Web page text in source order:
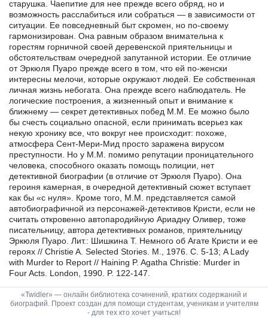
старушка. Чаепитие для нее прежде всего обряд, но и
возможность расслабиться или собраться — в зависимости от
ситуации. Ее повседневный быт скромен, но по-своему
гармонизирован. Она равным образом внимательна к
горестям горничной своей деревенской приятельницы и
обстоятельствам очередной запутанной истории. Ее отличие
от Эркюля Пуаро прежде всего в том, что ей по-женски
интересны мелочи, которые окружают людей. Ее собственная
личная жизнь небогата. Она прежде всего наблюдатель. Не
логические построения, а жизненный опыт и внимание к
ближнему — секрет детективных побед М.М. Ее можно было
бы счесть социально опасной, если принимать всерьез как
некую хронику все, что вокруг нее происходит: похоже,
атмосфера Сент-Мери-Мид просто заражена вирусом
преступности. Но у М.М. помимо репутации проницательного
человека, способного оказать помощь полиции, нет
детективной биографии (в отличие от Эркюля Пуаро). Она
героиня камерная, в очередной детективный сюжет вступает
как бы «с нуля». Кроме того, М.М. представляется самой
автобиографичной из персонажей-детективов Кристи, если не
считать откровенно автопародийную Ариадну Оливер, тоже
писательницу, автора детективных романов, приятельницу
Эркюля Пуаро. Лит.: Шишкина Т. Немного об Агате Кристи и ее
героях // Christie A. Selected Stories. M., 1976. С. 5-13; A Lady
with Murder to Report // Haining P. Agatha Christie: Murder in
Four Acts. London, 1990. P. 122-147.
«Twidler» — онлайн библиотека сочинений, кратких содержаний и
биографий. Проект создан для помощи студентам, ученикам и учителям
- для тех кто хочет учиться!